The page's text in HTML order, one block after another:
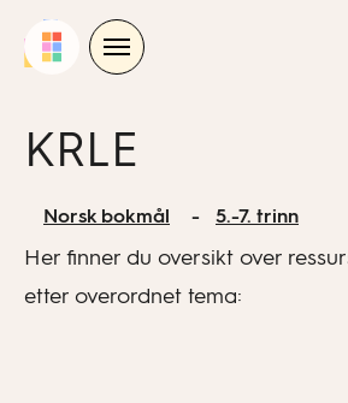
KRLE
Norsk bokmål 5.-7. trinn
Her finner du oversikt over
etter overordnet tema: